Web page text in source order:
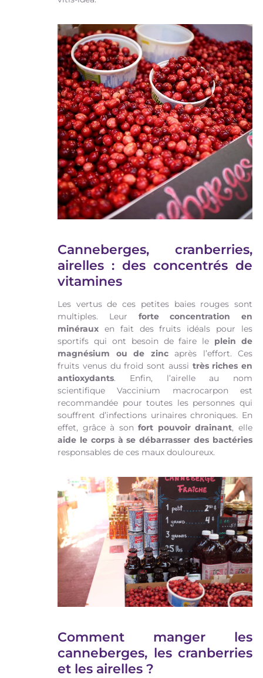
Canneberges, cranberries,
airelles : des concentrés de
vitamines
Les vertus de ces petites baies rouges sont
multiples. Leur forte concentration en
minéraux en fait des fruits idéals pour les
sportifs qui ont besoin de faire le plein de
magnésium ou de zincaprès l’effort. Ces
fruits venus du froid sont aussi très riches en
antioxydants. Enfin, l’airelle au nom
scientifique Vaccinium macrocarpon est
recommandée pour toutes les personnes qui
souffrent d’infections urinaires chroniques. En
effet, grâce à sonfort pouvoir drainant, elle
aide le corps à se débarrasser des bactéries
responsables de ces maux douloureux.
Comment manger les
canneberges, les cranberries
et les airelles ?